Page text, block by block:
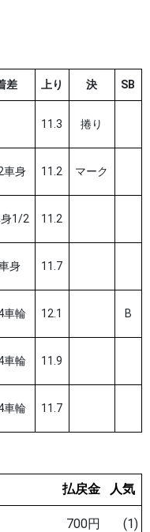
差 上り 決 SB
11.3 捲り
車身 11.2 マーク
1/2 11.2
身 11.7
車輪 12.1 B
車輪 11.9
車輪 11.7
払戻金 人気
700円 (1)